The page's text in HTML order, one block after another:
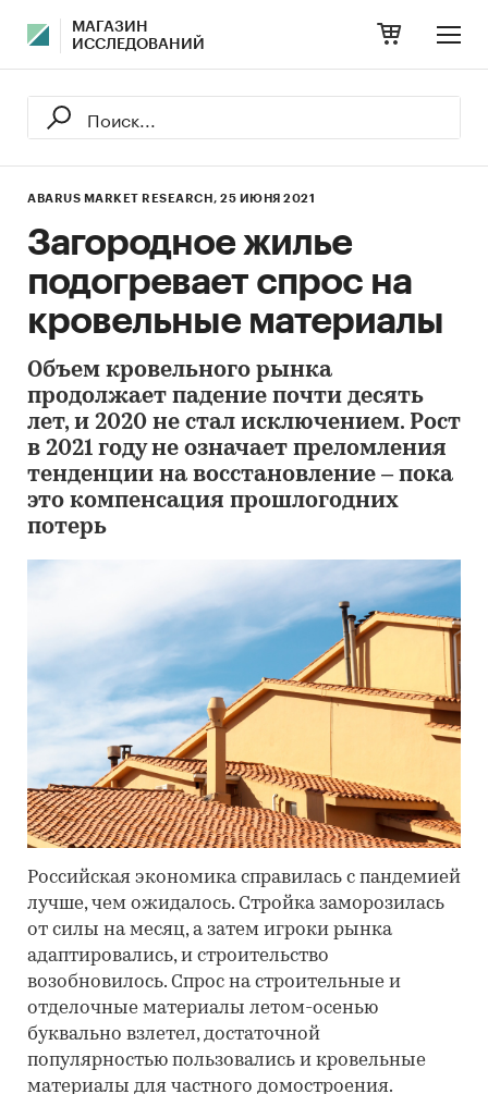
МАГАЗИН
ИССЛЕДОВАНИЙ
ABARUS MARKET RESEARCH, 25 ИЮНЯ 2021
Загородное жилье
подогревает спрос на
кровельные материалы
Объем кровельного рынка
продолжает падение почти десять
лет, и 2020 не стал исключением. Рост
в 2021 году не означает преломления
тенденции на восстановление – пока
это компенсация прошлогодних
потерь
Российская экономика справилась с пандемией
лучше, чем ожидалось. Стройка заморозилась
от силы на месяц, а затем игроки рынка
адаптировались, и строительство
возобновилось. Спрос на строительные и
отделочные материалы летом-осенью
буквально взлетел, достаточной
популярностью пользовались и кровельные
материалы для частного домостроения.